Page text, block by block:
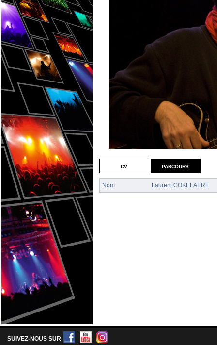
cv
Nom Laurent COKELAERE
parcours
SUIVEZ-NOUS SUR